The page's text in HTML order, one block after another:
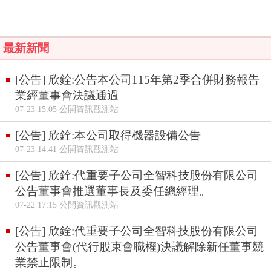
最新新聞
[公告] 欣銓:公告本公司115年第2季合併財務報告
業經董事會決議通過
07-23 15:05 公開資訊觀測站
[公告] 欣銓:本公司取得機器設備公告
07-23 14:41 公開資訊觀測站
[公告] 欣銓:代重要子公司全智科技股份有限公司
公告董事會推選董事長及委任總經理。
07-22 17:15 公開資訊觀測站
[公告] 欣銓:代重要子公司全智科技股份有限公司
公告董事會(代行股東會職權)決議解除新任董事競
業禁止限制。